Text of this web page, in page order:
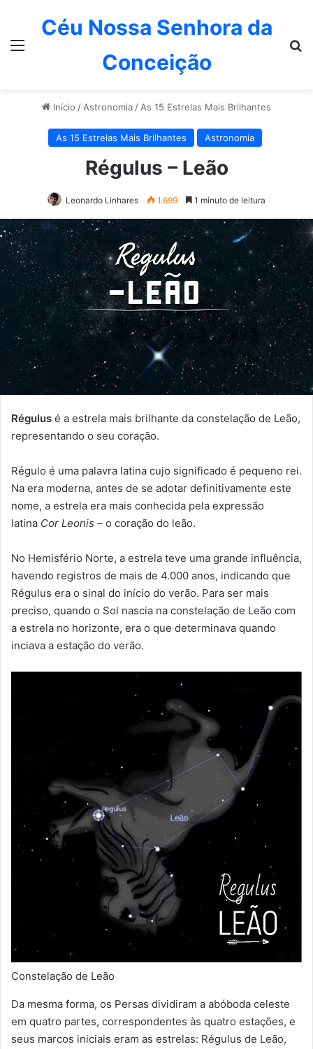
Céu Nossa Senhora da
Conceição
Início / Astronomia / As 15 Estrelas Mais Brilhantes
As 15 Estrelas Mais Brilhantes Astronomia
Régulus – Leão
Leonardo Linhares 1.699 1 minuto de leitura
Régulus é a estrela mais brilhante da constelação de Leão,
representando o seu coração.
Régulo é uma palavra latina cujo significado é pequeno rei.
Na era moderna, antes de se adotar definitivamente este
nome, a estrela era mais conhecida pela expressão
latina Cor Leonis – o coração do leão.
No Hemisfério Norte, a estrela teve uma grande influência,
havendo registros de mais de 4.000 anos, indicando que
Régulus era o sinal do início do verão. Para ser mais
preciso, quando o Sol nascia na constelação de Leão com
a estrela no horizonte, era o que determinava quando
inciava a estação do verão.
Constelação de Leão
Da mesma forma, os Persas dividiram a abóboda celeste
em quatro partes, correspondentes às quatro estações, e
seus marcos iniciais eram as estrelas: Régulus de Leão,